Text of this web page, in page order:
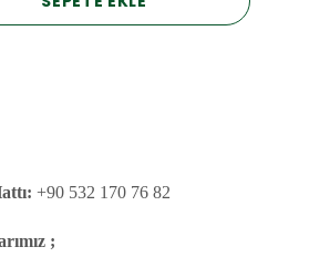
+90 532 170 76 82
;